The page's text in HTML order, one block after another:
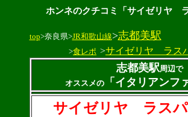
ホンネのクチコミ「サイゼリヤ
top>奈良県>JR和歌山線>志都美駅
>食レポ >サイゼリヤ ラス
志都美駅周辺で
オススメの
「イタリアンフ
サイゼリヤ ラスパ